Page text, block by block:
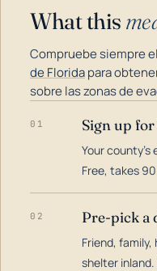
What this
Compruebe siempre el
de Floridapara
sobre las zonas de
01 Sign up
Your county's
Free, takes
02 Pre-pick a
Friend,
shelter